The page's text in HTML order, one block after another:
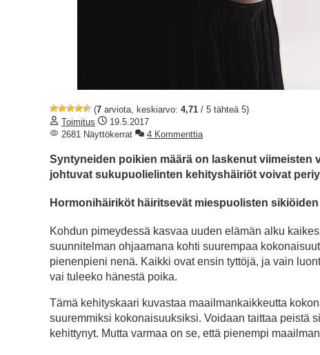
(7 arviota, keskiarvo: 4,71 / 5 tähteä 5)
Toimitus
19.5.2017
2681 Näyttökerrat
4 Kommenttia
Syntyneiden poikien määrä on laskenut viimeisten
johtuvat sukupuolielinten kehityshäiriöt voivat
Hormonihäiriköt häiritsevät miespuolisten
Kohdun pimeydessä kasvaa uuden elämän alku
suunnitelman ohjaamana kohti suurempaa
pienenpieni nenä. Kaikki ovat ensin tyttöjä, ja vain
vai tuleeko hänestä poika.
Tämä kehityskaari kuvastaa maailmankaikkeutta
suuremmiksi kokonaisuuksiksi. Voidaan taittaa peistä
kehittynyt. Mutta varmaa on se, että pienempi